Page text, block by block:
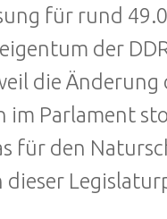
für rund
der
die Änderung
Parlament
für den